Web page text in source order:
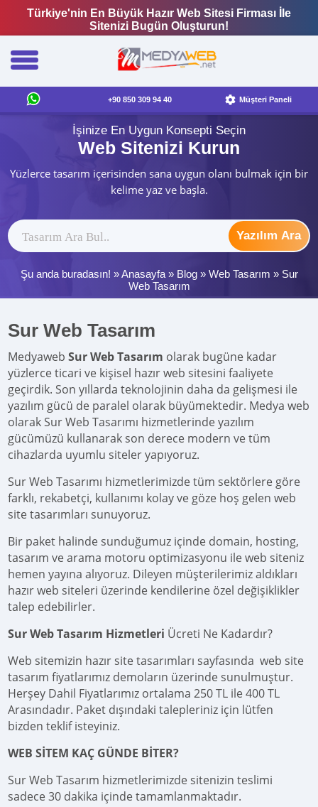
Türkiye'nin En Büyük Hazır Web Sitesi Firması İle
Sitenizi Bugün Oluşturun!
+90 850 309 94 40 Müşteri Paneli
İşinize En Uygun Konsepti Seçin
Web Sitenizi Kurun
Yüzlerce tasarım içerisinden sana uygun olanı bulmak için bir
kelime yaz ve başla.
Yazılım Ara
Şu anda buradasın! »Anasayfa» Blog» Web Tasarım » Sur
Web Tasarım
Sur Web Tasarım
MedyawebSur Web Tasarım olarak bugüne kadar
yüzlerce ticari ve kişisel hazır web sitesini faaliyete
geçirdik. Son yıllarda teknolojinin daha da gelişmesi ile
yazılım gücü de paralel olarak büyümektedir. Medya web
olarak Sur Web Tasarımı hizmetlerinde yazılım
gücümüzü kullanarak son derece modern ve tüm
cihazlarda uyumlu siteler yapıyoruz.
Sur Web Tasarımı hizmetlerimizde tüm sektörlere göre
farklı, rekabetçi, kullanımı kolay ve göze hoş gelen web
site tasarımları sunuyoruz.
Bir paket halinde sunduğumuz içinde domain, hosting,
tasarım ve arama motoru optimizasyonu ile web siteniz
hemen yayına alıyoruz. Dileyen müşterilerimiz aldıkları
hazır web siteleri üzerinde kendilerine özel değişiklikler
talep edebilirler.
Sur Web Tasarım Hizmetleri Ücreti Ne Kadardır?
Web sitemizin hazır site tasarımları sayfasında web site
tasarım fiyatlarımız demoların üzerinde sunulmuştur.
Herşey Dahil Fiyatlarımız ortalama 250 TL ile 400 TL
Arasındadır. Paket dışındaki talepleriniz için lütfen
bizden teklif isteyiniz.
WEB SİTEM KAÇ GÜNDE BİTER?
Sur Web Tasarım hizmetlerimizde sitenizin teslimi
sadece 30 dakika içinde tamamlanmaktadır.